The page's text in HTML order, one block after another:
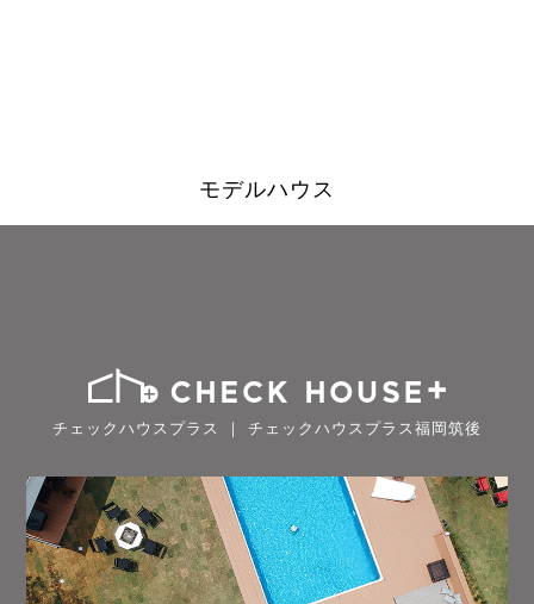
モデルハウス
チェックハウスプラス ｜ チェックハウスプラス福岡筑後